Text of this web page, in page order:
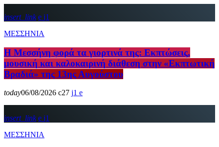
insert_link
1
ΜΕΣΣΗΝΙΑ
Η Μεσσήνη φορά τα γιορτινά της: Εκπτώσεις,
μουσική και καλοκαιρινή διάθεση στην «Εκπτωτική
Βραδιά» της 13ης Αυγούστου
today06/08/2026 27 1
insert_link
1
ΜΕΣΣΗΝΙΑ